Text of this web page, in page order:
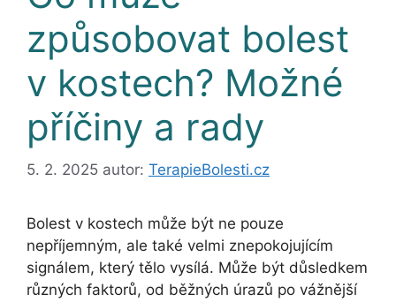
způsobovat bolest
v kostech? Možné
příčiny a rady
5. 2. 2025 autor: TerapieBolesti.cz
Bolest v kostech může být ne pouze
nepříjemným, ale také velmi znepokojujícím
signálem, který tělo vysílá. Může být důsledkem
různých faktorů, od běžných úrazů po vážnější